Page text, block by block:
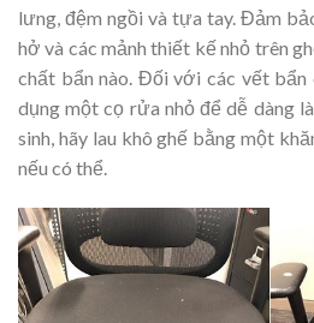
lưng, đệm ngồi và tựa tay. Đảm
hở và các mảnh thiết kế nhỏ trên
chất bẩn nào. Đối với các vết
dụng một cọ rửa nhỏ để dễ dàng
sinh, hãy lau khô ghế bằng một
nếu có thể.